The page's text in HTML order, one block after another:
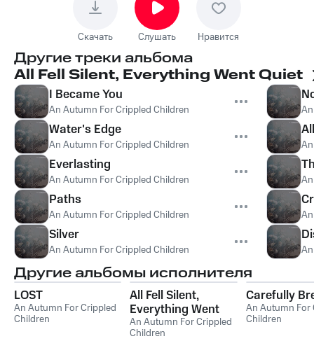
Скачать Слушать Нравится
Другие треки альбома
All Fell Silent, Everything Went Quiet
I Became You
An Autumn For Crippled Children
Water's Edge
An Autumn For Crippled Children
Everlasting
An Autumn For Crippled Children
Paths
An Autumn For Crippled Children
Silver
An Autumn For Crippled Children
Другие альбомы исполнителя
LOST
An Autumn For Crippled
Children
All Fell Silent,
Everything Went
Quiet
An Autumn For Crippled
Children
Carefully
An Autumn For
Children